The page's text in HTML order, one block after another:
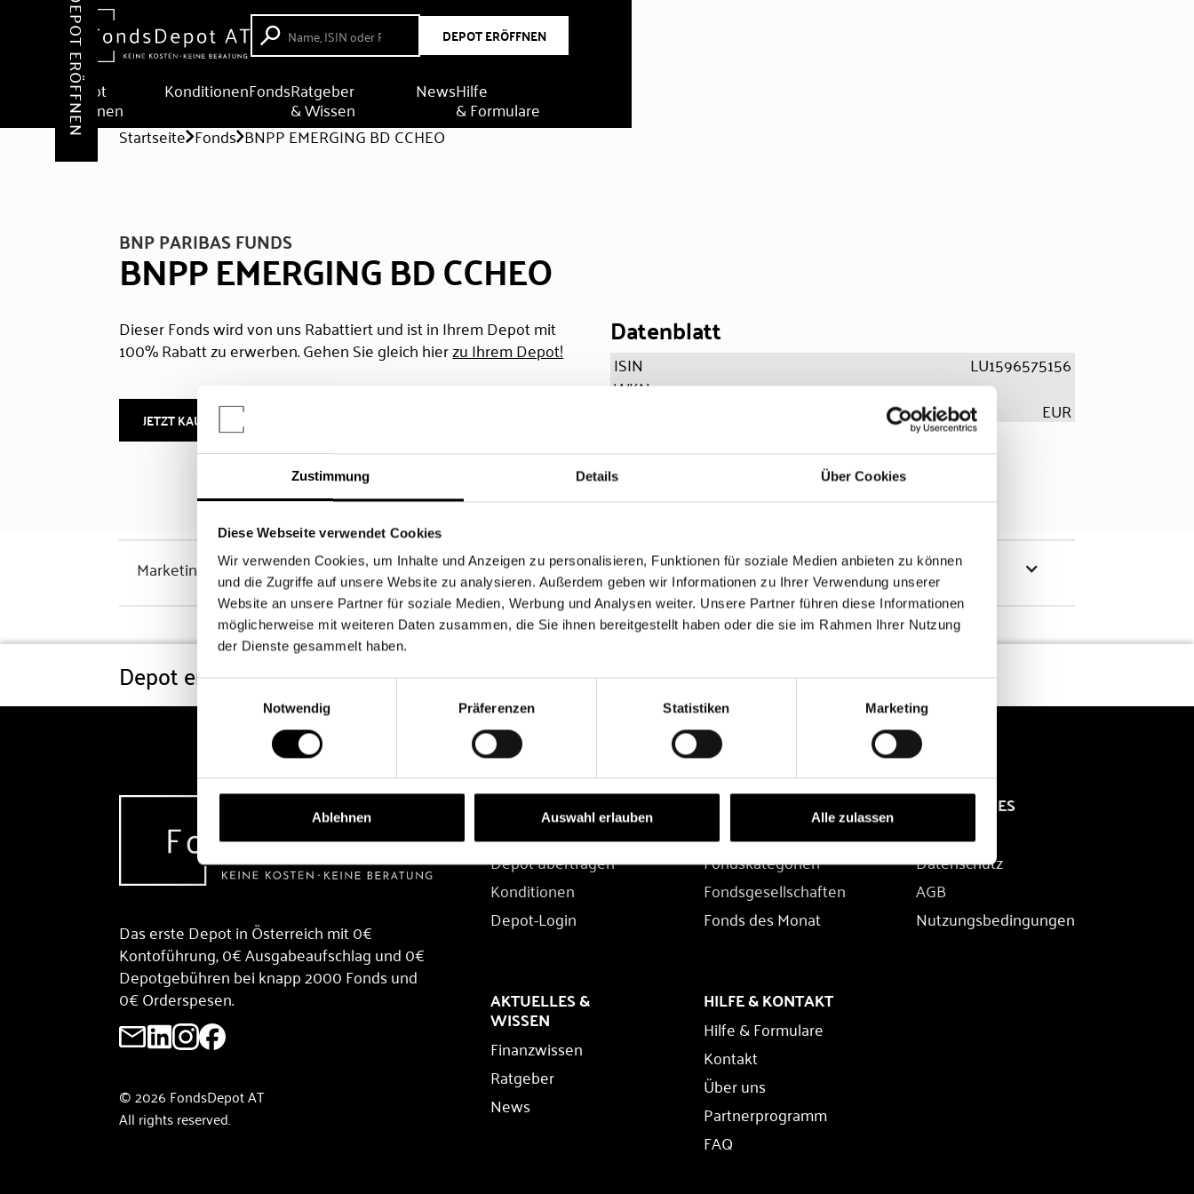
Zustimmung Details Über Cookies
Diese Webseite verwendet Cookies
Wir verwenden Cookies, um Inhalte und Anzeigen zu personalisieren, Funktionen für soziale Medien anbieten zu können
und die Zugriffe auf unsere Website zu analysieren. Außerdem geben wir Informationen zu Ihrer Verwendung unserer
Website an unsere Partner für soziale Medien, Werbung und Analysen weiter. Unsere Partner führen diese Informationen
möglicherweise mit weiteren Daten zusammen, die Sie ihnen bereitgestellt haben oder die sie im Rahmen Ihrer Nutzung
der Dienste gesammelt haben.
Einwilligungsauswahl
Notwendig
Präferenzen Statistiken Marketing
Ablehnen Auswahl erlauben Alle zulassen
DEPOT ERÖFFNEN
Depot
eröffnen
KonditionenFondsRatgeber
& Wissen
NewsHilfe
& Formulare
DEPOT ERÖFFNEN Startseite Fonds BNPP EMERGING BD CCHEO
BNP PARIBAS FUNDS
BNPP EMERGING BD CCHEO
Dieser Fonds wird von uns Rabattiert und ist in Ihrem Depot mit
100% Rabatt zu erwerben. Gehen Sie gleich hierzu Ihrem Depot!
JETZT KAUFEN
Datenblatt
ISIN
LU1596575156
WKN
EUR
Marketinghinweis Chancen & Risiken
Depot eröffnen Konditionen Fonds FAQ
Das erste Depot in Österreich mit 0€
Kontoführung, 0€ Ausgabeaufschlag und 0€
Depotgebühren bei knapp 2000 Fonds und
0€ Orderspesen.
© 2026 FondsDepot AT
All rights reserved.
DEPOT
Depot übertragen
Konditionen
Depot-Login
FONDS
Fondssuche
Fondskategorien
Fondsgesellschaften
Fonds des Monat
RECHTLICHES
Impressum
Datenschutz
AGB
Nutzungsbedingungen
AKTUELLES &
WISSEN
Finanzwissen
Ratgeber
News
HILFE & KONTAKT
Hilfe & Formulare
Kontakt
Über uns
Partnerprogramm
FAQ